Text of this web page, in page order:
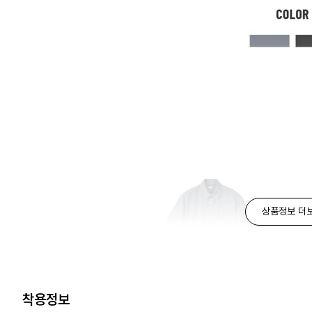
상품정보 더
착용정보